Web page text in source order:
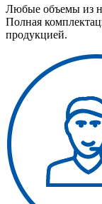
Любые объемы из
Полная
продукцией.